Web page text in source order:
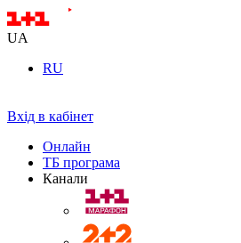
UA
RU
Вхід в кабінет
Онлайн
ТБ програма
Канали